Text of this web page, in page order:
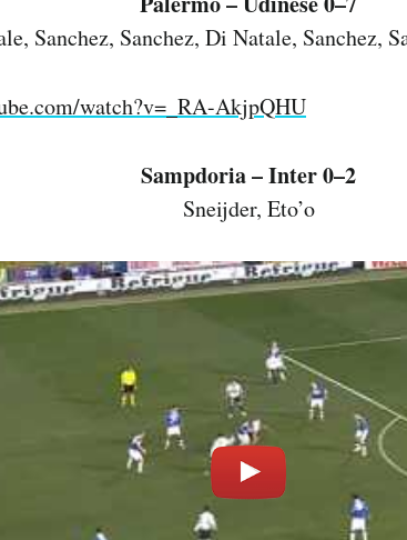
Sanchez, Sanchez, Di Natale, Sanchez,
watch?v=_RA-AkjpQHU
Sampdoria – Inter 0–2
Sneijder, Eto’o